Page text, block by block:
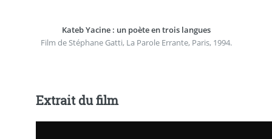
Kateb Yacine : un poète en trois langues
Film de Stéphane Gatti, La Parole Errante, Paris, 1994.
Extrait du film